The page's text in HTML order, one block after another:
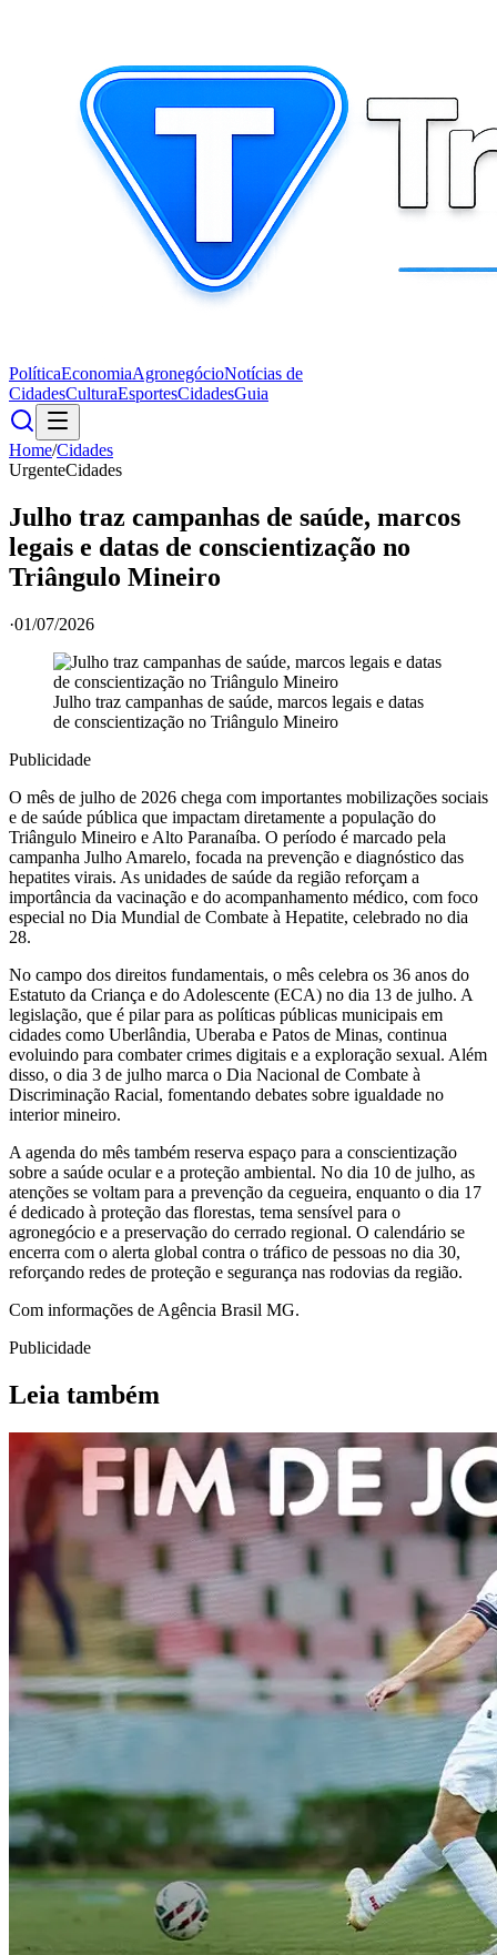
PolíticaEconomiaAgronegócioNotícias de
CidadesCulturaEsportesCidadesGuia
Home/Cidades
UrgenteCidades
Julho traz campanhas de saúde, marcos
legais e datas de conscientização no
Triângulo Mineiro
·01/07/2026
Julho traz campanhas de saúde, marcos legais e datas
de conscientização no Triângulo Mineiro
Publicidade
O mês de julho de 2026 chega com importantes mobilizações sociais
e de saúde pública que impactam diretamente a população do
Triângulo Mineiro e Alto Paranaíba. O período é marcado pela
campanha Julho Amarelo, focada na prevenção e diagnóstico das
hepatites virais. As unidades de saúde da região reforçam a
importância da vacinação e do acompanhamento médico, com foco
especial no Dia Mundial de Combate à Hepatite, celebrado no dia
28.
No campo dos direitos fundamentais, o mês celebra os 36 anos do
Estatuto da Criança e do Adolescente (ECA) no dia 13 de julho. A
legislação, que é pilar para as políticas públicas municipais em
cidades como Uberlândia, Uberaba e Patos de Minas, continua
evoluindo para combater crimes digitais e a exploração sexual. Além
disso, o dia 3 de julho marca o Dia Nacional de Combate à
Discriminação Racial, fomentando debates sobre igualdade no
interior mineiro.
A agenda do mês também reserva espaço para a conscientização
sobre a saúde ocular e a proteção ambiental. No dia 10 de julho, as
atenções se voltam para a prevenção da cegueira, enquanto o dia 17
é dedicado à proteção das florestas, tema sensível para o
agronegócio e a preservação do cerrado regional. O calendário se
encerra com o alerta global contra o tráfico de pessoas no dia 30,
reforçando redes de proteção e segurança nas rodovias da região.
Com informações de Agência Brasil MG.
Publicidade
Leia também